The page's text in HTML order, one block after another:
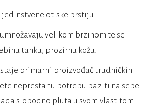
jedinstvene otiske prstiju.
velikom brzinom te se
tanku, prozirnu kožu.
primarni proizvođač trudničkih
neprestanu potrebu paziti na sebe
slobodno pluta u svom vlastitom